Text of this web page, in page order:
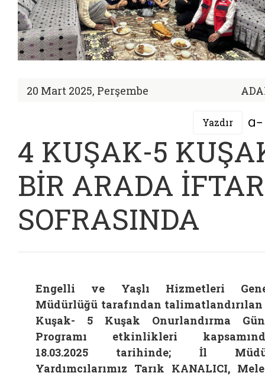
20 Mart 2025, Perşembe
Yazdır
4 KUŞAK-5
BİR ARADA İFTAR
SOFRASINDA
Engelli ve Yaşlı Hizmetleri
Müdürlüğü tarafından talimatlandırılan
Kuşak- 5 Kuşak Onurlandırma
Programı etkinlikleri
18.03.2025 tarihinde; İl
Yardımcılarımız Tarık KANALICI,